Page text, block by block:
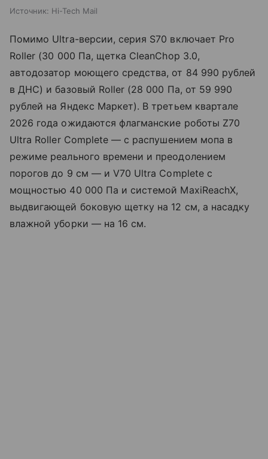
Источник: Hi-Tech Mail
Помимо Ultra-версии, серия S70 включает Pro
Roller (30 000 Па, щетка CleanChop 3.0,
автодозатор моющего средства, от 84 990 рублей
в ДНС) и базовый Roller (28 000 Па, от 59 990
рублей на Яндекс Маркет). В третьем квартале
2026 года ожидаются флагманские роботы Z70
Ultra Roller Complete — с распушением мопа в
режиме реального времени и преодолением
порогов до 9 см — и V70 Ultra Complete с
мощностью 40 000 Па и системой MaxiReachX,
выдвигающей боковую щетку на 12 см, а насадку
влажной уборки — на 16 см.